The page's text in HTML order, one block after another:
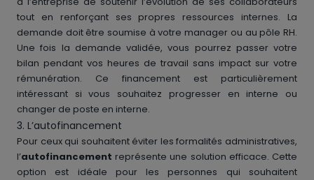
tout en renforçant ses propres ressources internes. La
demande doit être soumise à votre manager ou au pôle RH.
Une fois la demande validée, vous pourrez passer votre
bilan pendant vos heures de travail sans impact sur votre
rémunération. Ce financement est particulièrement
intéressant si vous souhaitez progresser en interne ou
changer de poste en interne.
3. L’autofinancement
Pour ceux qui souhaitent éviter les formalités administratives,
l’autofinancement représente une solution efficace. Cette
option est idéale pour les personnes qui souhaitent